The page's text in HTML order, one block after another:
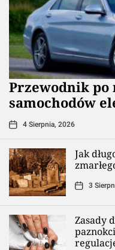
Przewodnik po
samochodów
4 Sierpnia, 2026
Jak
3
Zasady